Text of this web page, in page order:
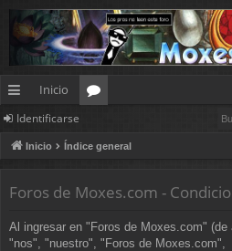
nl
ac
pi
Inicio
os
Identificarse
Inicio Índice general
Foros de Moxes.com -
Al ingresar en "Foros de Moxes.com" (de
"nos", "nuestro", "Foros de Moxes.com",